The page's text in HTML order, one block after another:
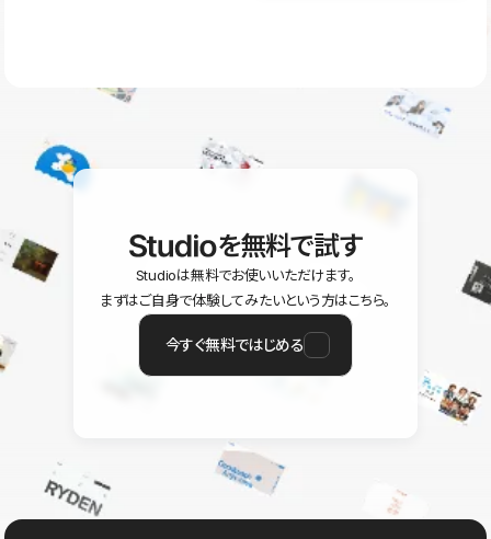
ユーザー同士で質問・相談できるコミュニティもご利用ください。
を無料で試す
Studioは無料でお使いいただけます。
まずはご自身で体験してみたいという方はこちら。
今すぐ無料ではじめる